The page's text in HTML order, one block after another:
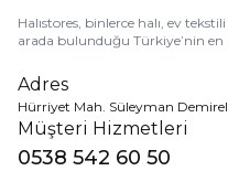
sahip olmak için sayfamızı
sepetinize ekleyebilirsiniz.
Halıstores, binlerce halı, ev
arada bulunduğu Türkiye’nin en
Adres
Hürriyet Mah. Süleyman
Müşteri Hizmetleri
0538 542 60 50